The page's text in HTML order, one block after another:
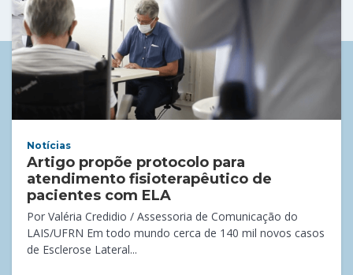
Notícias
Artigo propõe protocolo para
atendimento fisioterapêutico de
pacientes com ELA
Por Valéria Credidio / Assessoria de Comunicação do
LAIS/UFRN Em todo mundo cerca de 140 mil novos casos
de Esclerose Lateral...